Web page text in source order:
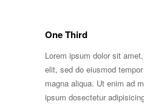
One Third
Lorem ipsum dolor sit
elit, sed do eiusmod
magna aliqua. Ut enim ad
ipsum dosectetur